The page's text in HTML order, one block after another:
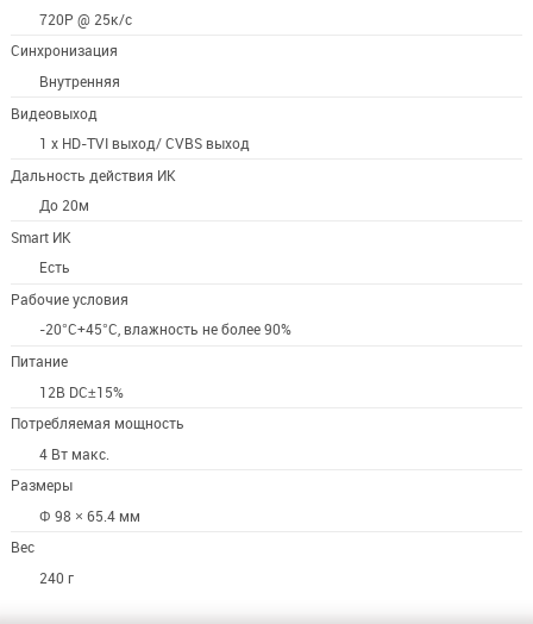
720Р @ 25к/с
Синхронизация
Внутренняя
Видеовыход
1 х HD-TVI выход/ CVBS выход
Дальность действия ИК
До 20м
Smart ИК
Есть
Рабочие условия
-20°С+45°С, влажность не более 90%
Питание
12В DC±15%
Потребляемая мощность
4 Вт макс.
Размеры
Φ 98 × 65.4 мм
Вес
240 г